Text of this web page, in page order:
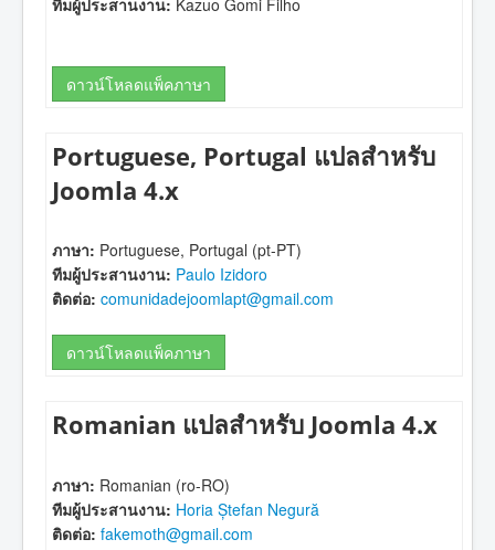
ทีมผู้ประสานงาน: Kazuo Gomi Filho
ดาวน์โหลดแพ็คภาษา
Portuguese, Portugal แปลสำหรับ
Joomla 4.x
ภาษา: Portuguese, Portugal (pt-PT)
ทีมผู้ประสานงาน: Paulo Izidoro
ติดต่อ: comunidadejoomlapt@gmail.com
ดาวน์โหลดแพ็คภาษา
Romanian แปลสำหรับ Joomla 4.x
ภาษา: Romanian (ro-RO)
ทีมผู้ประสานงาน: Horia Ștefan Negură
ติดต่อ: fakemoth@gmail.com